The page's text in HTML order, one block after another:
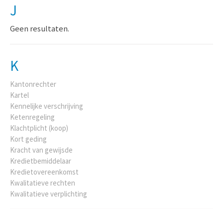
J
Geen resultaten.
K
Kantonrechter
Kartel
Kennelijke verschrijving
Ketenregeling
Klachtplicht (koop)
Kort geding
Kracht van gewijsde
Kredietbemiddelaar
Kredietovereenkomst
Kwalitatieve rechten
Kwalitatieve verplichting